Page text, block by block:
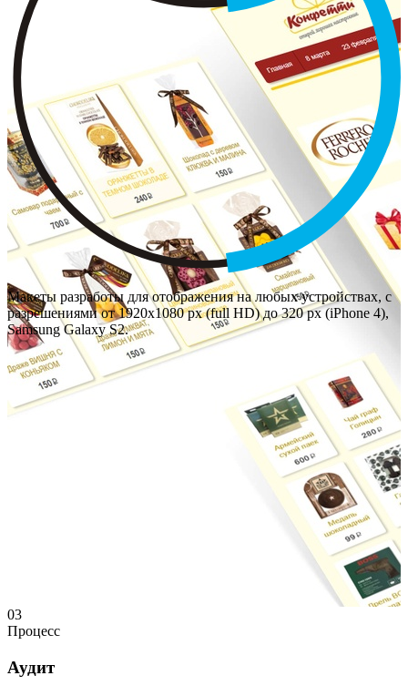
Макеты разработы для отображения на любых устройствах, с
разрешениями от 1920х1080 px (full HD) до 320 px (iPhone 4),
Samsung Galaxy S2.
03
Процесс
Аудит